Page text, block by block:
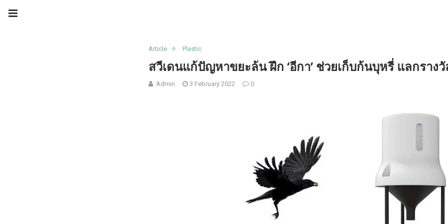
Article Plastic
สวีเดนแก้ปัญหาขยะล้น ฝึก ‘อีกา’ ช่วยเก็บก้นบุหรี่ แลกราง
Admin 3 February 2022 0